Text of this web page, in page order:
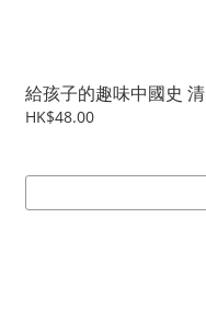
給孩子的趣味中國史 清
HK$48.00